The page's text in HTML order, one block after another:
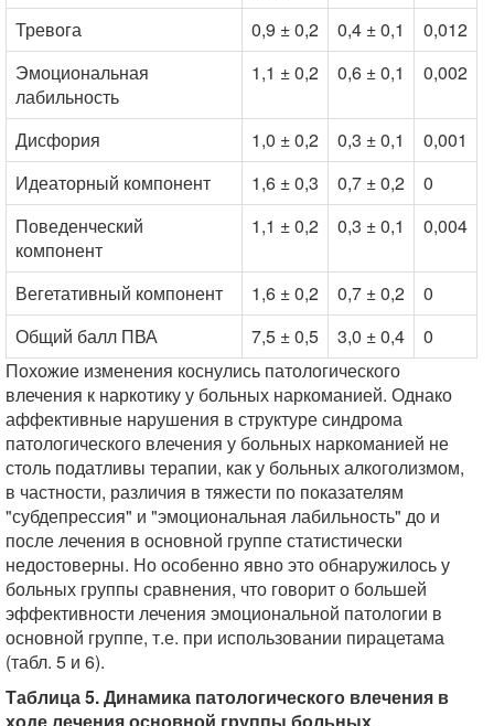
Тревога 0,9 ± 0,2 0,4 ± 0,1
0,012
Эмоциональная
лабильность
1,1 ± 0,2 0,6 ± 0,1 0,002
Дисфория 1,0 ± 0,2 0,3 ± 0,1
0,001
Идеаторный компонент
1,6 ± 0,3 0,7 ± 0,2
0
Поведенческий
компонент
1,1 ± 0,2 0,3 ± 0,1 0,004
Вегетативный компонент 1,6 ± 0,2 0,7 ± 0,2
0
Общий балл ПВА
7,5 ± 0,5 3,0 ± 0,4
0
Похожие изменения коснулись патологического
влечения к наркотику у больных наркоманией. Однако
аффективные нарушения в структуре синдрома
патологического влечения у больных наркоманией не
столь податливы терапии, как у больных алкоголизмом,
в частности, различия в тяжести по показателям
"субдепрессия" и "эмоциональная лабильность" до и
после лечения в основной группе статистически
недостоверны. Но особенно явно это обнаружилось у
больных группы сравнения, что говорит о большей
эффективности лечения эмоциональной патологии в
основной группе, т.е. при использовании пирацетама
(табл. 5 и 6).
Таблица 5. Динамика патологического влечения в